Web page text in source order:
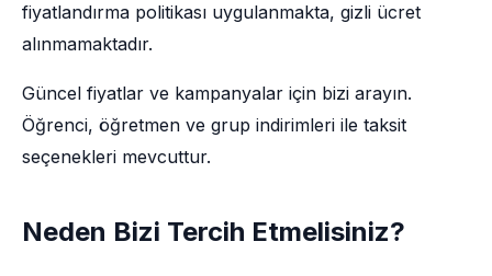
fiyatlandırma politikası uygulanmakta, gizli ücret
alınmamaktadır.
Güncel fiyatlar ve kampanyalar için bizi arayın.
Öğrenci, öğretmen ve grup indirimleri ile taksit
seçenekleri mevcuttur.
Neden Bizi Tercih Etmelisiniz?